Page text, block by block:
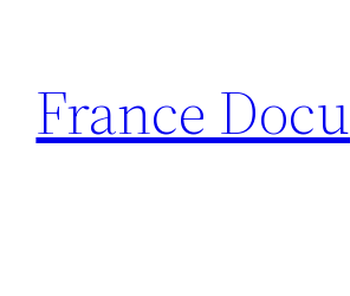
contenu
France Docu